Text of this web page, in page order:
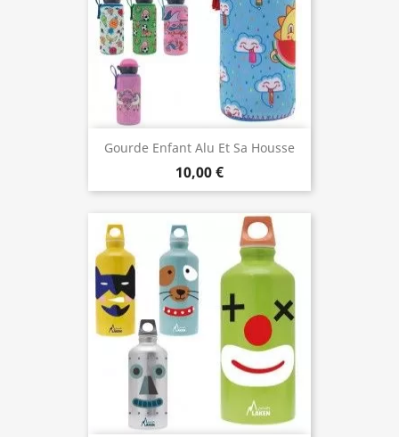
Gourde Enfant Alu Et Sa Housse
Neoprene 0,45 Litre, Laken
10,00 €